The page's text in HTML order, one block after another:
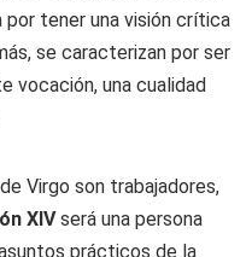
tener una visión crítica
se caracterizan por ser
vocación, una cualidad
Virgo son trabajadores,
XIVserá una persona
prácticos de la